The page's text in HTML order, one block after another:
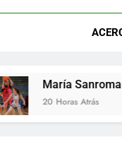
Sanroma y Lorena
Atrás